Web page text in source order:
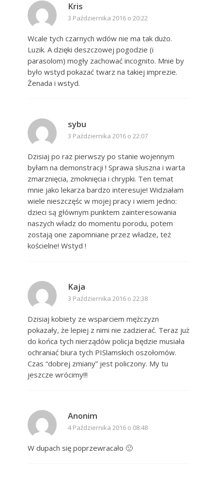
Kris
3 Października 2016 o 20:22
Wcale tych czarnych wdów nie ma tak dużo.
Luzik. A dzięki deszczowej pogodzie (i
parasolom) mogły zachować incognito. Mnie by
było wstyd pokazać twarz na takiej imprezie.
Żenada i wstyd.
sybu
3 Października 2016 o 22:07
Dzisiaj po raz pierwszy po stanie wojennym
byłam na demonstracji ! Sprawa słuszna i warta
zmarznięcia, zmoknięcia i chrypki. Ten temat
mnie jako lekarza bardzo interesuje! Widziałam
wiele nieszczęśc w mojej pracy i wiem jedno:
dzieci są głównym punktem zainteresowania
naszych władz do momentu porodu, potem
zostają one zapomniane przez władze, też
kościelne! Wstyd !
Kaja
3 Października 2016 o 22:38
Dzisiaj kobiety ze wsparciem mężczyzn
pokazały, że lepiej z nimi nie zadzierać. Teraz już
do końca tych nierządów policja będzie musiała
ochraniać biura tych PISlamskich oszołomów.
Czas “dobrej zmiany” jest policzony. My tu
jeszcze wrócimy!!!
Anonim
4 Października 2016 o 08:48
W dupach się poprzewracało 🙁